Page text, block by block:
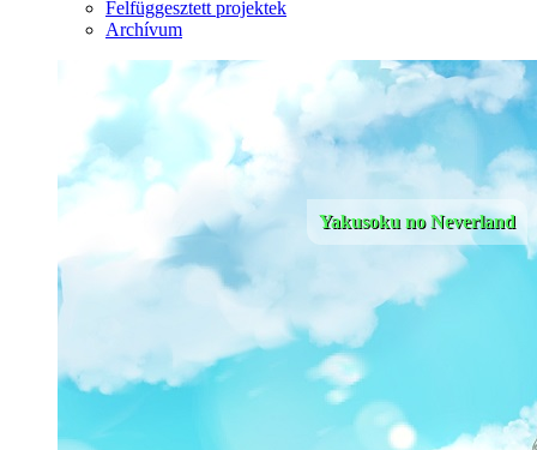
Felfüggesztett projektek
Archívum
Yakusoku no Neverland